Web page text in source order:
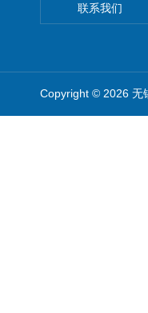
联系我们
Copyright © 2026 无